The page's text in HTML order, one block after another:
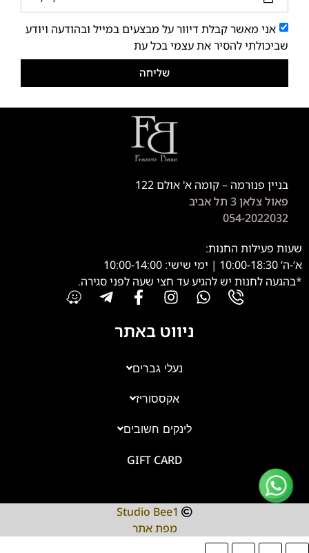
אני מאשר קבלת דיוור על מבצעים במייל ובהודעה ויודע
שביכולתי להסיר את עצמי בכל עת
שליחה
בניין פנורמה – קומה א' אולם 122
פאול צלאן 3 תל אביב
054-2022032
שעות פעילות החנות:
א’-ה’ 10:00-18:30 | ימי שישי: 10:00-14:00
*בהגעה לחנות יש להגיע עד חצי שעה לפני סגירה.
ניווט באתר
נעלי גברים
אקססוריז
לינקים חשובים
GIFT CARD
Studio Bee1
מפת אתר